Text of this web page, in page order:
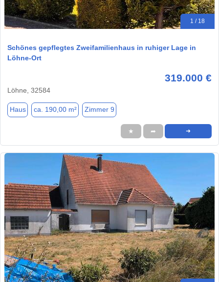
1 / 18
Schönes gepflegtes Zweifamilienhaus in ruhiger Lage in
Löhne-Ort
319.000 €
Löhne, 32584
Haus ca. 190,00 m² Zimmer 9
★ ➦ ➜